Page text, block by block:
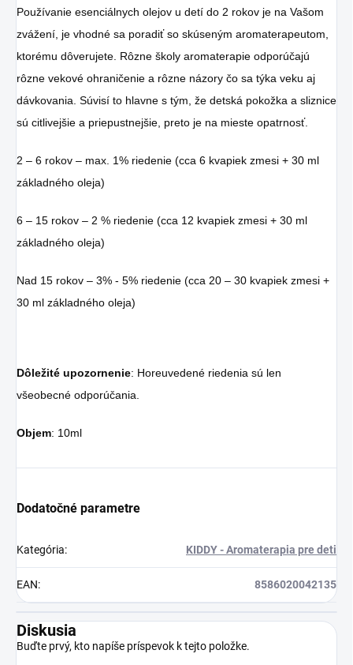
Používanie esenciálnych olejov u detí do 2 rokov je na Vašom
zvážení, je vhodné sa poradiť so skúseným aromaterapeutom,
ktorému dôverujete. Rôzne školy aromaterapie odporúčajú
rôzne vekové ohraničenie a rôzne názory čo sa týka veku aj
dávkovania. Súvisí to hlavne s tým, že detská pokožka a sliznice
sú citlivejšie a priepustnejšie, preto je na mieste opatrnosť.
2 – 6 rokov – max. 1% riedenie (cca 6 kvapiek zmesi + 30 ml
základného oleja)
6 – 15 rokov – 2 % riedenie (cca 12 kvapiek zmesi + 30 ml
základného oleja)
Nad 15 rokov – 3% - 5% riedenie (cca 20 – 30 kvapiek zmesi +
30 ml základného oleja)
Dôležité upozornenie: Horeuvedené riedenia sú len
všeobecné odporúčania.
Objem: 10ml
Dodatočné parametre
Kategória: KIDDY - Aromaterapia pre deti
EAN: 8586020042135
Diskusia
Buďte prvý, kto napíše príspevok k tejto položke.